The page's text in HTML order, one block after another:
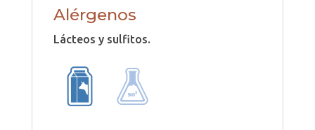
Alérgenos
Lácteos y sulfitos.